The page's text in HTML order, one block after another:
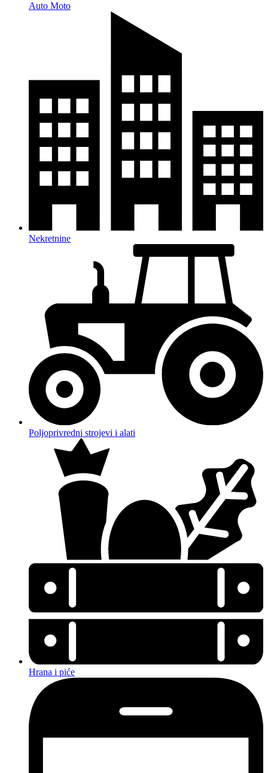
Auto Moto
Nekretnine
Poljoprivredni strojevi i alati
Hrana i piće